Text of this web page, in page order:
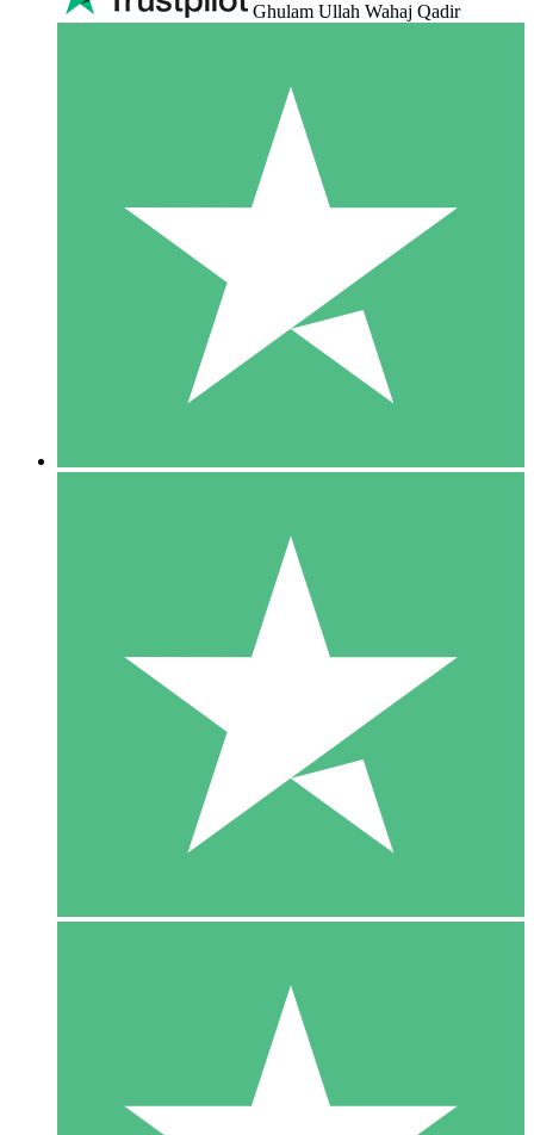
Ghulam Ullah Wahaj Qadir